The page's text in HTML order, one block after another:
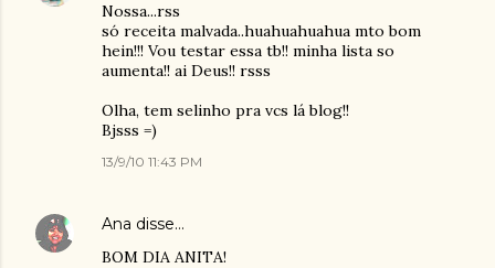
Nossa...rss
só receita malvada..huahuahuahua mto bom
hein!!! Vou testar essa tb!! minha lista so
aumenta!! ai Deus!! rsss
Olha, tem selinho pra vcs lá blog!!
Bjsss =)
13/9/10 11:43 PM
Ana disse…
BOM DIA ANITA!